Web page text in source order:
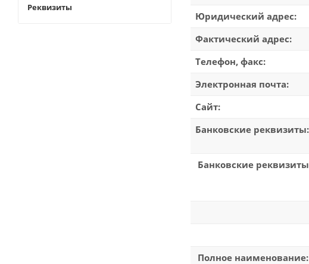
Юридический адрес:
Фактический адрес:
Телефон, факс:
Электронная почта:
Сайт:
Банковские реквизиты:
Банковские
Полное наименование:
Реквизиты